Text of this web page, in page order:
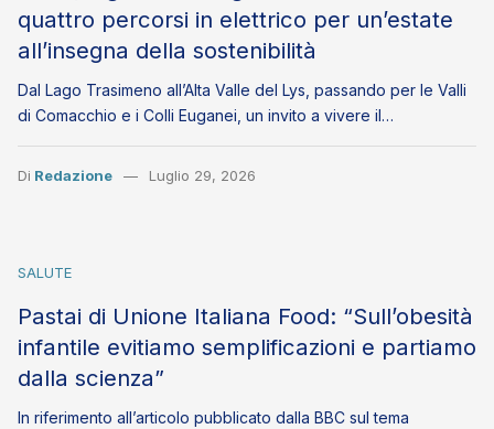
quattro percorsi in elettrico per un’estate
all’insegna della sostenibilità
Dal Lago Trasimeno all’Alta Valle del Lys, passando per le Valli
di Comacchio e i Colli Euganei, un invito a vivere il…
Di Redazione Luglio 29, 2026
SALUTE
Pastai di Unione Italiana Food: “Sull’obesità
infantile evitiamo semplificazioni e partiamo
dalla scienza”
In riferimento all’articolo pubblicato dalla BBC sul tema